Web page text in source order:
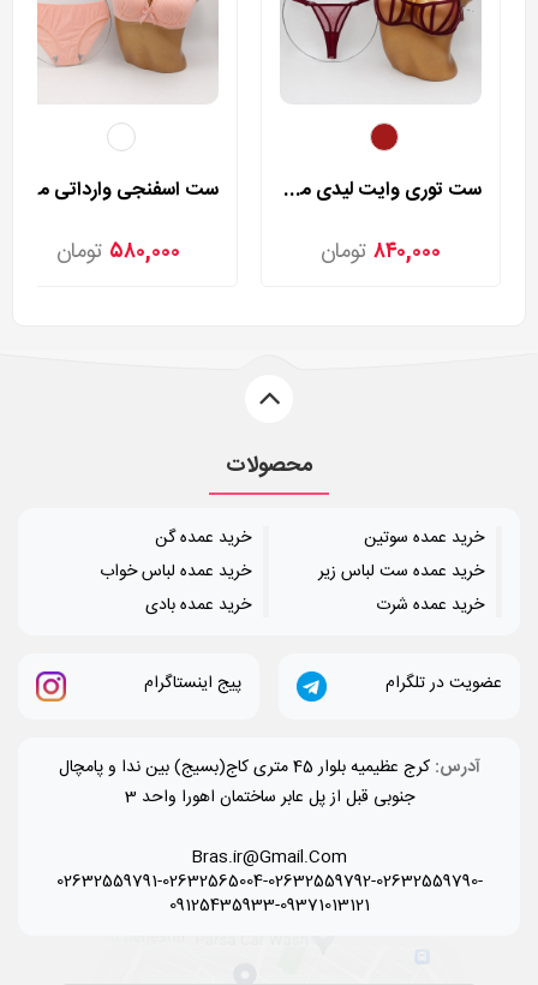
ست توری وایت لیدی مدل 40
۸۴۰,۰۰۰ تومان
ست اسفنجی وارداتی مدل 138
۵۸۰,۰۰۰ تومان
محصولات
خرید عمده سوتین
خرید عمده ست لباس زیر
خرید عمده شرت
خرید عمده گن
خرید عمده لباس خواب
خرید عمده بادی
عضویت در تلگرام پیج اینستاگرام
آدرس:
کرج عظیمیه بلوار 45 متری کاج(بسیج) بین ندا و پامچال
جنوبی قبل از پل عابر ساختمان اهورا واحد 3
Bras.ir@Gmail.Com
02632559791-02632565004-02632559792-02632559790-
09125435933-09371013121